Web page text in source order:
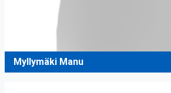
Myllymäki Manu